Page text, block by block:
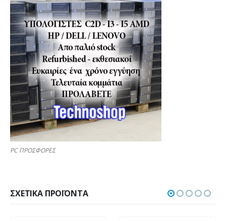
PC ΠΡΟΣΦΟΡΕΣ
ΣΧΕΤΙΚΆ ΠΡΟΪΌΝΤΑ